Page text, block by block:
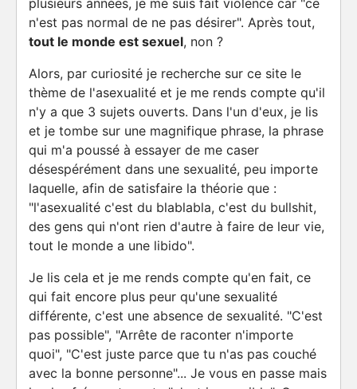
plusieurs années, je me suis fait violence car "ce
n'est pas normal de ne pas désirer". Après tout,
tout le monde est sexuel, non ?
Alors, par curiosité je recherche sur ce site le
thème de l'asexualité et je me rends compte qu'il
n'y a que 3 sujets ouverts. Dans l'un d'eux, je lis
et je tombe sur une magnifique phrase, la phrase
qui m'a poussé à essayer de me caser
désespérément dans une sexualité, peu importe
laquelle, afin de satisfaire la théorie que :
"l'asexualité c'est du blablabla, c'est du bullshit,
des gens qui n'ont rien d'autre à faire de leur vie,
tout le monde a une libido".
Je lis cela et je me rends compte qu'en fait, ce
qui fait encore plus peur qu'une sexualité
différente, c'est une absence de sexualité. "C'est
pas possible", "Arrête de raconter n'importe
quoi", "C'est juste parce que tu n'as pas couché
avec la bonne personne"... Je vous en passe mais